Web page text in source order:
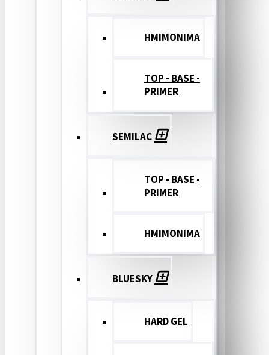
HMIMONIMA
TOP - BASE -
PRIMER
SEMILAC
TOP - BASE -
PRIMER
ΗΜΙΜΟΝΙΜΑ
BLUESKY
HARD GEL